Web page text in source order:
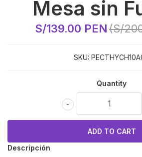
Mesa sin
S/139.00 PEN(S/
SKU:
Quantity
-
Descripción